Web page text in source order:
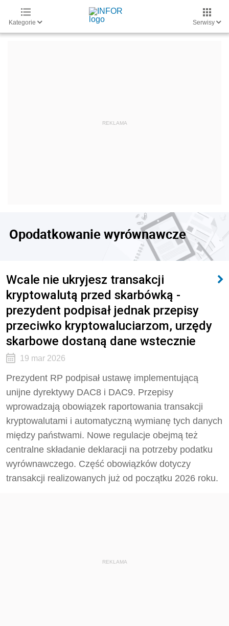
Kategorie Serwisy
Opodatkowanie wyrównawcze
Wcale nie ukryjesz transakcji
kryptowalutą przed skarbówką -
prezydent podpisał jednak przepisy
przeciwko kryptowaluciarzom, urzędy
skarbowe dostaną dane wstecznie
19 mar 2026
Prezydent RP podpisał ustawę implementującą
unijne dyrektywy DAC8 i DAC9. Przepisy
wprowadzają obowiązek raportowania transakcji
kryptowalutami i automatyczną wymianę tych danych
między państwami. Nowe regulacje obejmą też
centralne składanie deklaracji na potrzeby podatku
wyrównawczego. Część obowiązków dotyczy
transakcji realizowanych już od początku 2026 roku.
REKLAMA